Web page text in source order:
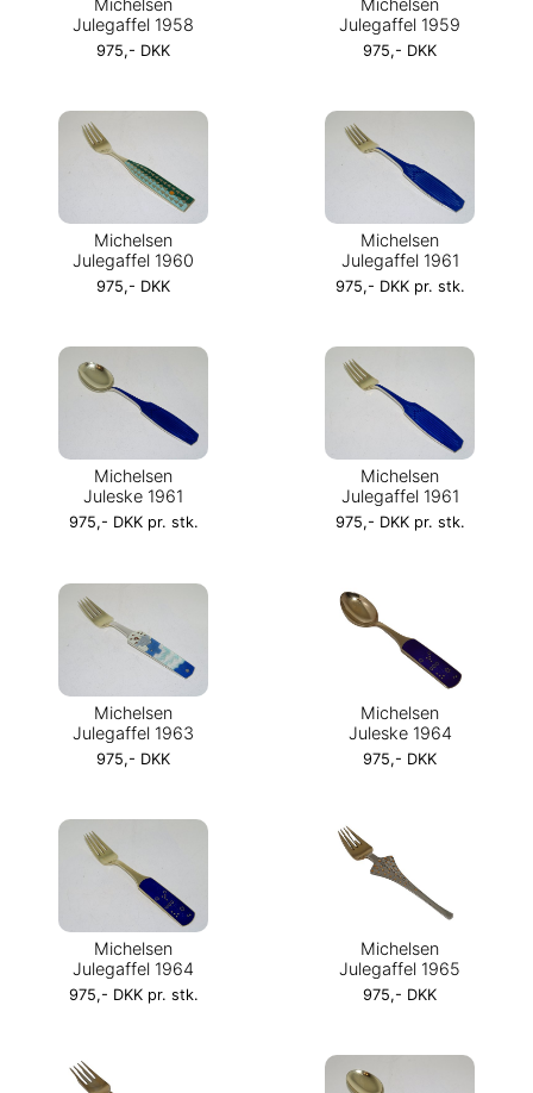
Michelsen
Julegaffel 1958
975,- DKK
Michelsen
Julegaffel 1959
975,- DKK
Michelsen
Julegaffel 1960
975,- DKK
Michelsen
Julegaffel 1961
975,- DKK pr. stk.
Michelsen
Juleske 1961
975,- DKK pr. stk.
Michelsen
Julegaffel 1961
975,- DKK pr. stk.
Michelsen
Julegaffel 1963
975,- DKK
Michelsen
Juleske 1964
975,- DKK
Michelsen
Julegaffel 1964
975,- DKK pr. stk.
Michelsen
Julegaffel 1965
975,- DKK